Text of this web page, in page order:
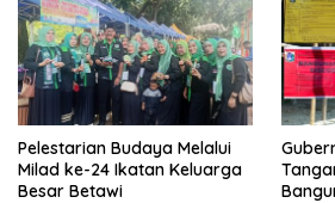
Pelestarian Budaya Melalui
Milad ke-24 Ikatan Keluarga
Besar Betawi